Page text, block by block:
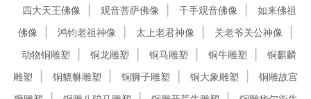
四大天王佛像
观音菩萨佛像 千手观音佛像
如来佛祖
佛像
鸿钧老祖神像 太上老君神像
关老爷关公神像
动物铜雕塑
铜龙雕塑 铜马雕塑 铜牛雕塑
铜麒麟
雕塑
铜貔貅雕塑 铜狮子雕塑 铜大象雕塑
铜雕故宫